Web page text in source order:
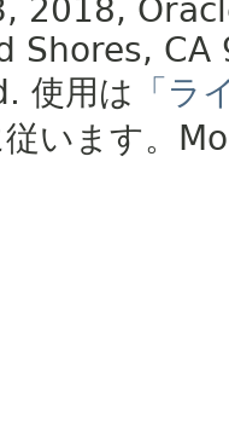
2018,
Shores, CA
使用は 「ラ
います。